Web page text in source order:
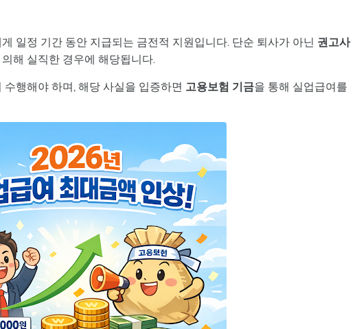
일정 기간 동안 지급되는 금전적 지원입니다. 단순 퇴사가 아닌 권고사
해 실직한 경우에 해당됩니다.
행해야 하며, 해당 사실을 입증하면 고용보험 기금을 통해 실업급여를